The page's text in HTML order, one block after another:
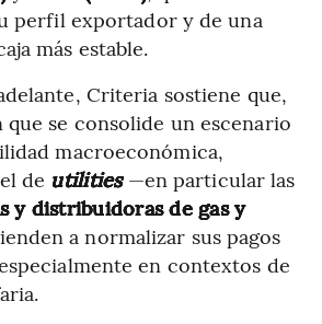
perfil exportador y de una
más estable.
Criteria sostiene que,
que se consolide un escenario
macroeconómica,
de utilities —en particular las
y distribuidoras de gas y
a normalizar sus pagos
en contextos de